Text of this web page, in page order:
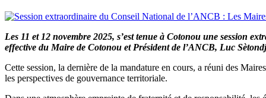
Les 11 et 12 novembre 2025, s’est tenue à Cotonou une session
effective du Maire de Cotonou et Président de l’ANCB, Luc
Cette session, la dernière de la mandature en cours, a réuni des
les perspectives de gouvernance territoriale.